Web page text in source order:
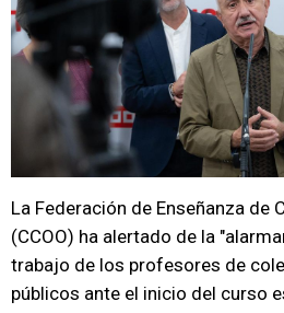
La Federación de Enseñanza de
(CCOO) ha alertado de la
trabajo de los profesores de
públicos ante el inicio del curso